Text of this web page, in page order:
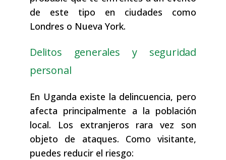
de este tipo en ciudades como
Londres o Nueva York.
Delitos generales y seguridad
personal
En Uganda existe la delincuencia, pero
afecta principalmente a la población
local. Los extranjeros rara vez son
objeto de ataques. Como visitante,
puedes reducir el riesgo: